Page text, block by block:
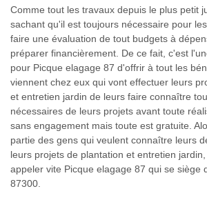
Comme tout les travaux depuis le plus petit
sachant qu'il est toujours nécessaire pour
faire une évaluation de tout budgets à
préparer financièrement. De ce fait, c'est
pour Picque elagage 87 d'offrir à tout les
viennent chez eux qui vont effectuer leurs
et entretien jardin de leurs faire connaître
nécessaires de leurs projets avant toute
sans engagement mais toute est gratuite.
partie des gens qui veulent connaître leurs
leurs projets de plantation et entretien
appeler vite Picque elagage 87 qui se siège
87300.